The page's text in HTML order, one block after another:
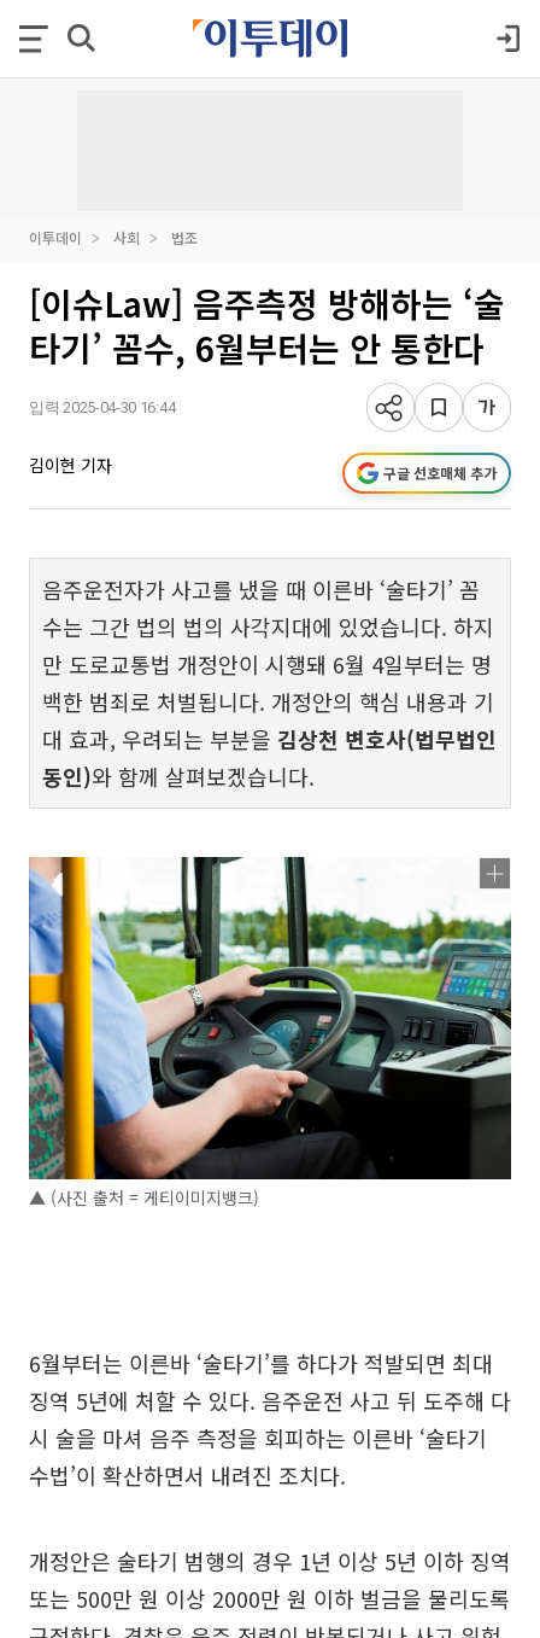
이투데이 사회 법조
[이슈Law] 음주측정 방해하는 ‘술
타기’ 꼼수, 6월부터는 안 통한다
입력 2025-04-30 16:44
김이현 기자 구글 선호매체 추가
음주운전자가 사고를 냈을 때 이른바 ‘술타기’ 꼼
수는 그간 법의 법의 사각지대에 있었습니다. 하지
만 도로교통법 개정안이 시행돼 6월 4일부터는 명
백한 범죄로 처벌됩니다​. 개정안의 핵심 내용과 기
대 효과, 우려되는 부분을 김상천 변호사(법무법인
동인)와 함께 살펴보겠습니다.
▲ (사진 출처 = 게티이미지뱅크)
6월부터는 이른바 ‘술타기’를 하다가 적발되면 최대
징역 5년에 처할 수 있다. 음주운전 사고 뒤 도주해 다
시 술을 마셔 음주 측정을 회피하는 이른바 ‘술타기
수법’이 확산하면서 내려진 조치다.
개정안은 술타기 범행의 경우 1년 이상 5년 이하 징역
또는 500만 원 이상 2000만 원 이하 벌금을 물리도록